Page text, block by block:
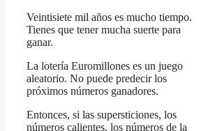
Veintisiete mil años es mucho tiempo.
Tienes que tener mucha suerte para
ganar.
La lotería Euromillones es un juego
aleatorio. No puede predecir los
próximos números ganadores.
Entonces, si las supersticiones, los
números calientes, los números de la